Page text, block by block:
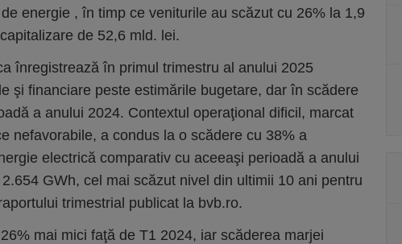
energie , în timp ce veniturile au scăzut cu 26% la 1,9
de 52,6 mld. lei.
înregistrează în primul trimestru al anului 2025
şi financiare peste estimările bugetare, dar în scădere
a anului 2024. Contextul operaţional dificil, marcat
nefavorabile, a condus la o scădere cu 38% a
electrică comparativ cu aceeaşi perioadă a anului
GWh, cel mai scăzut nivel din ultimii 10 ani pentru
trimestrial publicat la bvb.ro.
mai mici faţă de T1 2024, iar scăderea marjei